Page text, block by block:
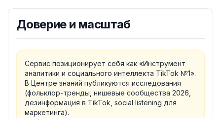
Доверие и масштаб
Сервис позиционирует себя как «Инструмент
аналитики и социального интеллекта TikTok №1».
В Центре знаний публикуются исследования
(фольклор-тренды, нишевые сообщества 2026,
дезинформация в TikTok, social listening для
маркетинга).